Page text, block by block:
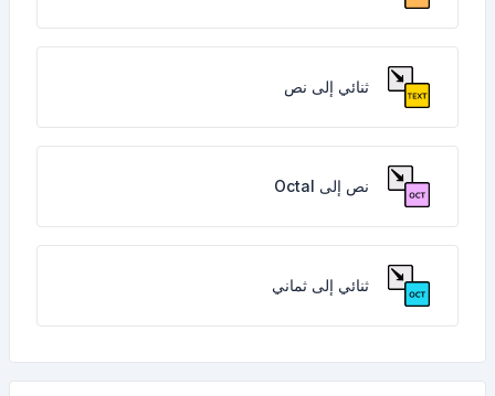
ثنائي إلى نص
نص إلى Octal
ثنائي إلى ثماني